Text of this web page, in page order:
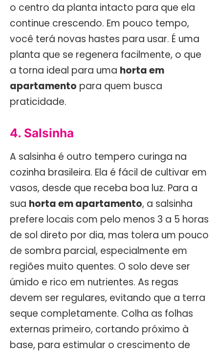
o centro da planta intacto para que ela
continue crescendo. Em pouco tempo,
você terá novas hastes para usar. É uma
planta que se regenera facilmente, o que
a torna ideal para uma horta em
apartamento para quem busca
praticidade.
4. Salsinha
A salsinha é outro tempero curinga na
cozinha brasileira. Ela é fácil de cultivar em
vasos, desde que receba boa luz. Para a
sua horta em apartamento, a salsinha
prefere locais com pelo menos 3 a 5 horas
de sol direto por dia, mas tolera um pouco
de sombra parcial, especialmente em
regiões muito quentes. O solo deve ser
úmido e rico em nutrientes. As regas
devem ser regulares, evitando que a terra
seque completamente. Colha as folhas
externas primeiro, cortando próximo à
base, para estimular o crescimento de